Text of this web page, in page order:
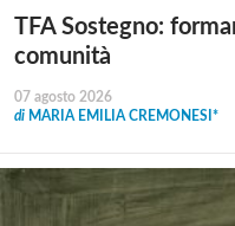
TFA Sostegno:
comunità
07 agosto 2026
di MARIA EMILIA CREMONESI*